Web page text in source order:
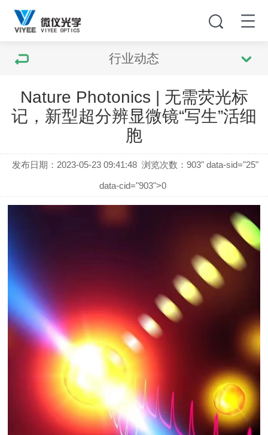
行业动态
Nature Photonics | 无需荧光标
记，新型超分辨显微镜“写生”活细
胞
发布日期：2023-05-23 09:41:48 浏览次数：903" data-sid="25"
data-cid="903">0